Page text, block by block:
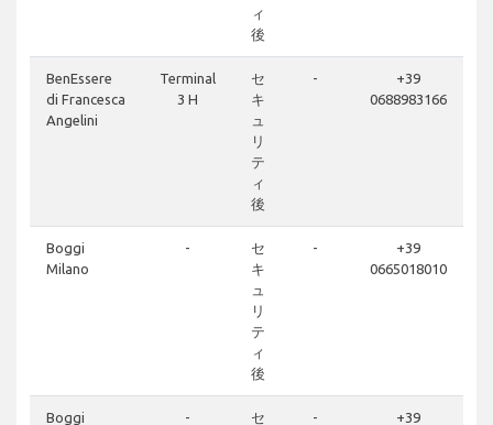
ィ
後
BenEssere
di Francesca
Angelini
Terminal
3 H
セ
キ
ュ
リ
テ
ィ
後
-
+39
0688983166
Boggi
Milano
-
セ
キ
ュ
リ
テ
ィ
後
-
+39
0665018010
Boggi - セ - +39